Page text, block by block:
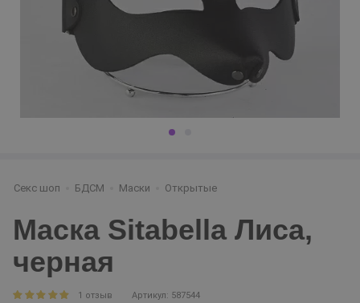
Секс шоп БДСМ Маски Открытые
Маска Sitabella Лиса,
черная
1 отзыв Артикул: 587544